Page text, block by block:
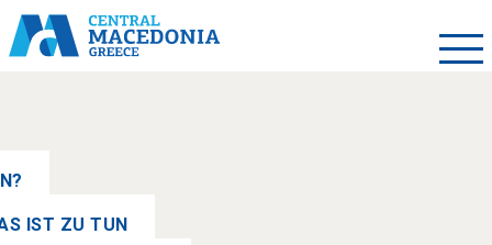
IST ZU TUN